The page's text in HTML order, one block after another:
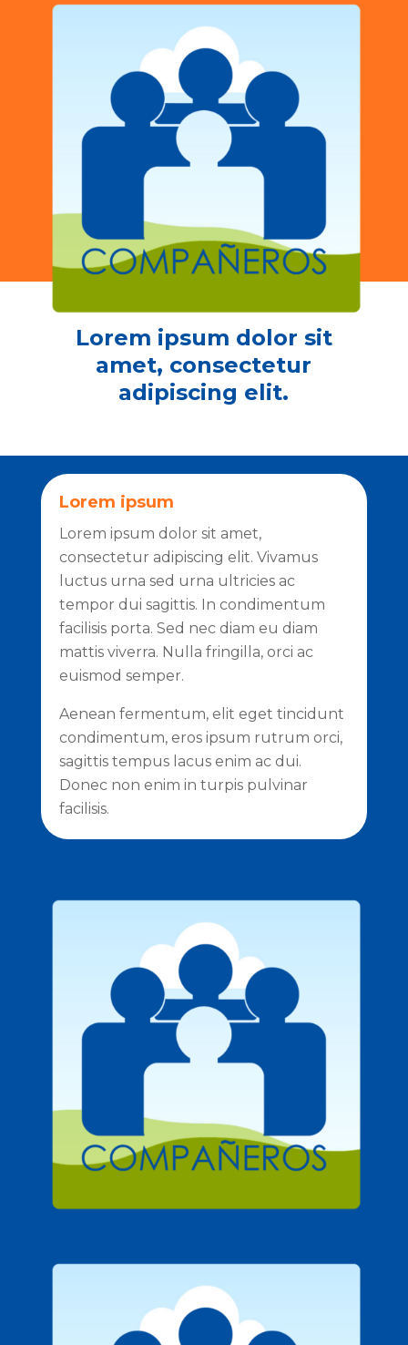
Lorem ipsum dolor sit
amet, consectetur
adipiscing elit.
Lorem ipsum
Lorem ipsum dolor sit amet,
consectetur adipiscing elit. Vivamus
luctus urna sed urna ultricies ac
tempor dui sagittis. In condimentum
facilisis porta. Sed nec diam eu diam
mattis viverra. Nulla fringilla, orci ac
euismod semper.
Aenean fermentum, elit eget tincidunt
condimentum, eros ipsum rutrum orci,
sagittis tempus lacus enim ac dui.
Donec non enim in turpis pulvinar
facilisis.